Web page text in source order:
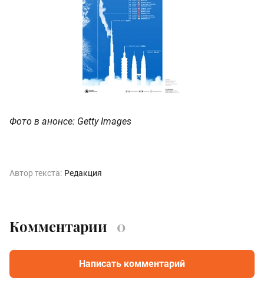
Фото в анонсе: Getty Images
Автор текста: Редакция
Комментарии 0
Написать комментарий